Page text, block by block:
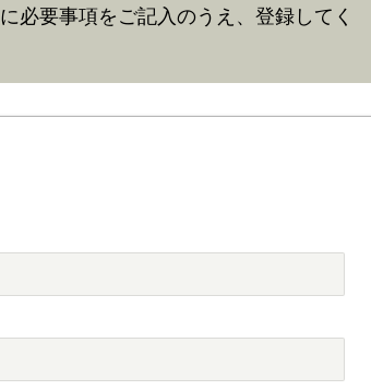
に必要事項をご記入のうえ、登録してく